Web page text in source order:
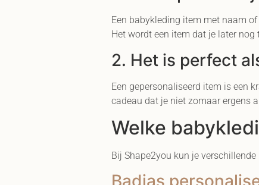
Een babykleding item met naam
Het wordt een item dat je later
2. Het is perfect
Een gepersonaliseerd item is een
cadeau dat je niet zomaar ergens
Welke
Bij Shape2you kun je